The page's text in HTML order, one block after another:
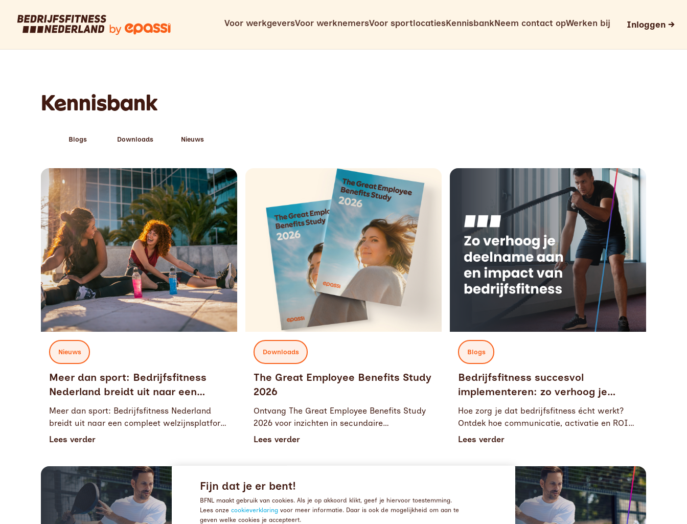
Fijn dat je er bent!
BFNL maakt gebruik van cookies. Als je op akkoord klikt, geef je hiervoor toestemming.
Lees onze cookieverklaring voor meer informatie. Daar is ook de mogelijkheid om aan te
geven welke cookies je accepteert.
Voor werkgeversVoor werknemersVoor sportlocatiesKennisbankNeem contact opWerken bij Inloggen →
Kennisbank
Blogs Downloads Nieuws
Nieuws
Meer dan sport: Bedrijfsfitness
Nederland breidt uit naar een
compleet welzijnsplatform
Meer dan sport: Bedrijfsfitness Nederland
breidt uit naar een compleet welzijnsplatform
.Lees verder
Read more about Meer dan sport: Bedrijfsfitness Nederland breidt uit naar een compleet welzijnsplatform
Downloads
The Great Employee Benefits Study
2026
Ontvang The Great Employee Benefits Study
2026 voor inzichten in secundaire
arbeidsvoorwaarden en strategische HR-
Lees verder
Read more about The Great Employee Benefits Study 2026
Blogs
Bedrijfsfitness succesvol
implementeren: zo verhoog je
deelname en impact
Hoe zorg je dat bedrijfsfitness écht werkt?
Ontdek hoe communicatie, activatie en ROI
zorgen voor meer deelname en impact binnen
Lees verder
Read more about Bedrijfsfitness succesvol implementeren: zo verhoog je
Read more about Waarom flexibiliteit de belangrijkste benefit van 2026 is Burn-outpreventie via employee benefits: cijfers, oorzaken en oplossingenVan kantoor naar overal: zo bouw je een